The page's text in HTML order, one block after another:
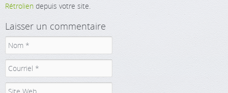
Rétrolien depuis votre site.
Laisser un commentaire